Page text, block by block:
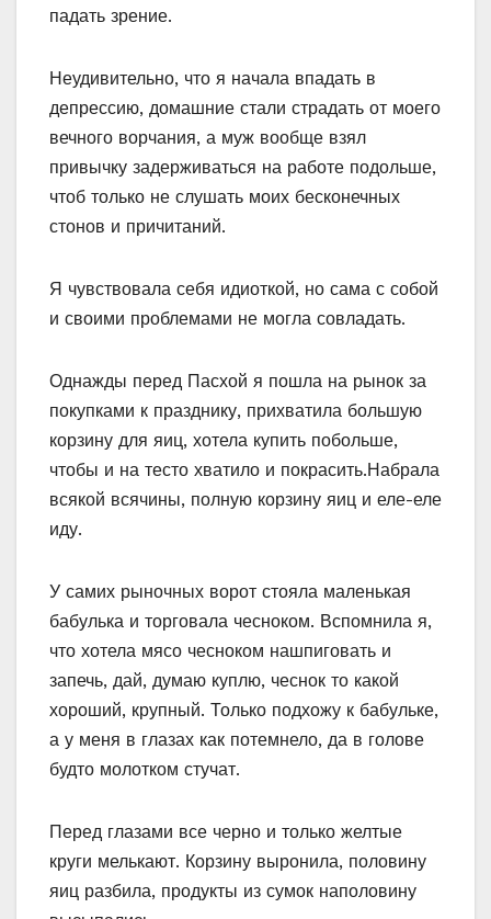
падать зрение.
Неудивительно, что я начала впадать в
депрессию, домашние стали страдать от моего
вечного ворчания, а муж вообще взял
привычку задерживаться на работе подольше,
чтоб только не слушать моих бесконечных
стонов и причитаний.
Я чувствовала себя идиоткой, но сама с собой
и своими проблемами не могла совладать.
Однажды перед Пасхой я пошла на рынок за
покупками к празднику, прихватила большую
корзину для яиц, хотела купить побольше,
чтобы и на тесто хватило и покрасить.Набрала
всякой всячины, полную корзину яиц и еле-еле
иду.
У самих рыночных ворот стояла маленькая
бабулька и торговала чесноком. Вспомнила я,
что хотела мясо чесноком нашпиговать и
запечь, дай, думаю куплю, чеснок то какой
хороший, крупный. Только подхожу к бабульке,
а у меня в глазах как потемнело, да в голове
будто молотком стучат.
Перед глазами все черно и только желтые
круги мелькают. Корзину выронила, половину
яиц разбила, продукты из сумок наполовину